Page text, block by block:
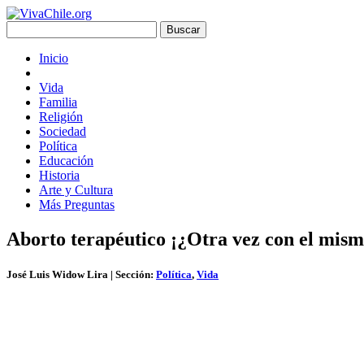
Inicio
Vida
Familia
Religión
Sociedad
Política
Educación
Historia
Arte y Cultura
Más Preguntas
Aborto terapéutico ¡¿Otra vez con el
José Luis Widow Lira | Sección: Política, Vida